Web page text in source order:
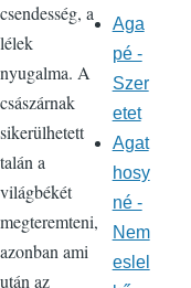
csendesség, a
lélek
nyugalma. A
császárnak
sikerülhetett
talán a
világbékét
megteremteni,
azonban ami
után az
Aga
pé -
Szer
etet
Agat
hosy
né -
Nem
eslel